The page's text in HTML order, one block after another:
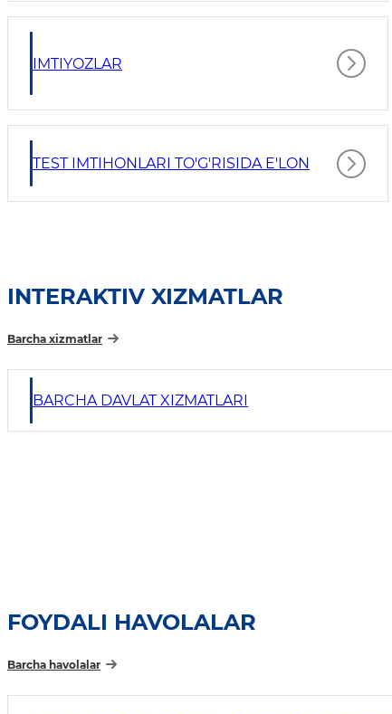
IMTIYOZLAR
TEST IMTIHONLARI TO'G'RISIDA E'LON
INTERAKTIV XIZMATLAR
Barcha xizmatlar
BARCHA DAVLAT XIZMATLARI
FOYDALI HAVOLALAR
Barcha havolalar